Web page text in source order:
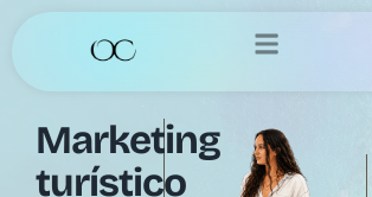
Marketing
turístico